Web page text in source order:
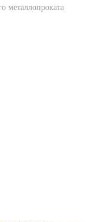
металлопроката